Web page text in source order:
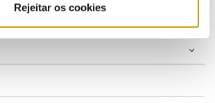
Rejeitar os cookies